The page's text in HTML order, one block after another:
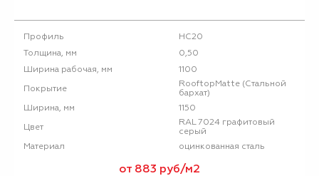
Профиль
НС20
Толщина, мм
0,50
Ширина рабочая, мм
1100
Покрытие
RooftopMatte (Стальной
бархат)
Ширина, мм
1150
Цвет
RAL 7024 графитовый
серый
Материал
оцинкованная сталь
от 883 руб/м2